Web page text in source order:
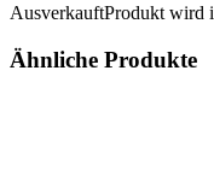
AusverkauftProdukt wird
Ähnliche Produkte